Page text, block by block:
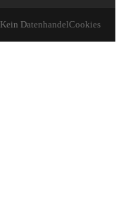
Kein DatenhandelCookies